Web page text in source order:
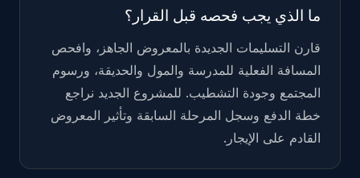
ما الذي يجب فحصه قبل القرار؟
قارن التسليمات الجديدة بالمعروض الجاهز، وافحص
المسافة الفعلية للمدرسة والمول والحديقة، ورسوم
المجتمع وجودة التشطيب. للمشروع الجديد نراجع
خطة الدفع وسجل المرحلة السابقة وتأثير المعروض
القادم على الإيجار.